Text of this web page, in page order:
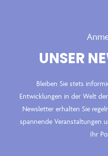
UNSER
Bleiben Sie stets
Entwicklungen in der Welt
Newsletter erhalten Sie
spannende Veranstaltungen
Ihr